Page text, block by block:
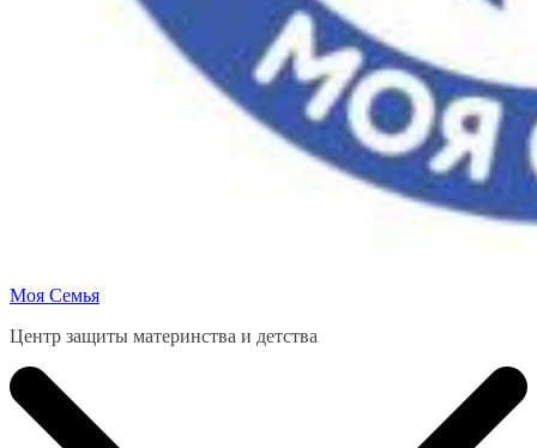
Моя Семья
Центр защиты материнства и детства